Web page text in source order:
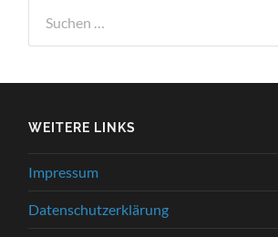
nach:
WEITERE LINKS
Impressum
Datenschutzerklärung